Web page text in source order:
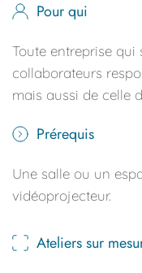
Pour qui
Toute entreprise qui
collaborateurs
mais aussi de celle
Prérequis
Une salle ou un
vidéoprojecteur.
Ateliers sur